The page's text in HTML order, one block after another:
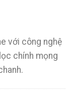
với công nghệ
chính mọng